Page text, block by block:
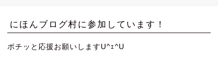
にほんブログ村に参加しています！
ポチッと応援お願いしますU^ｪ^U